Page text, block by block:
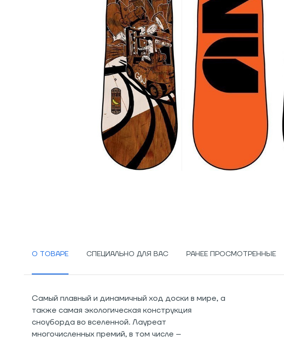
О ТОВАРЕ СПЕЦИАЛЬНО ДЛЯ ВАС РАНЕЕ ПРОСМОТРЕННЫЕ
Самый плавный и динамичный ход доски в мире, а
также самая экологическая конструкция
сноуборда во вселенной. Лауреат
многочисленных премий, в том числе –